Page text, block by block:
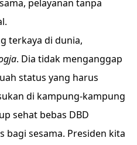
pelayanan tanpa
terkaya di dunia,
. Dia tidak menganggap
status yang harus
di kampung-kampung
sehat bebas DBD
bagi sesama. Presiden kita